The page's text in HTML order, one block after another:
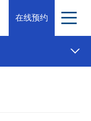
在线预约